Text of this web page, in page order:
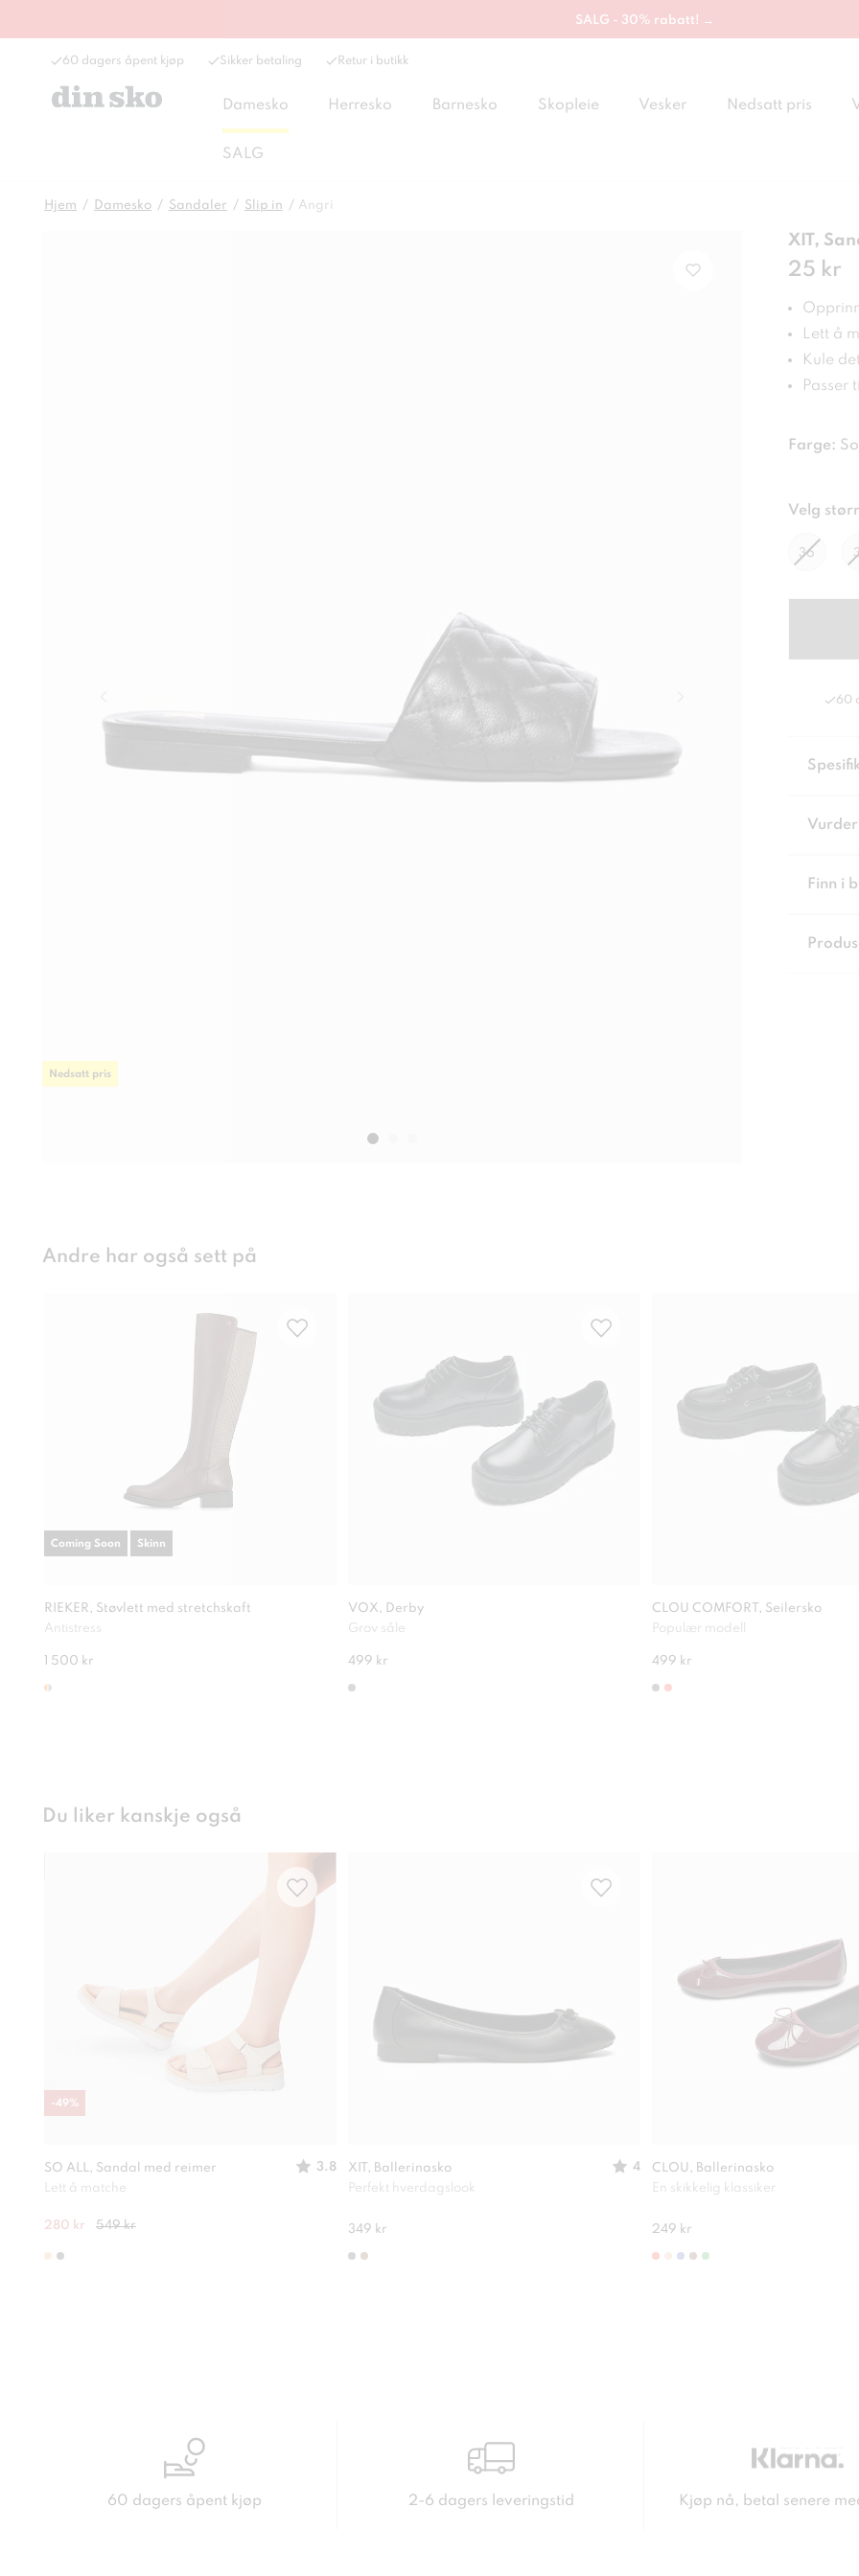
SALG - 30% rabatt! →
60 dagers åpent kjøp Sikker betaling Retur i butikk
Damesko Herresko Barnesko Skopleie Vesker Nedsatt pris
SALG
Hjem Damesko Sandaler Slip in Angri
Nedsatt pris
XIT,
Pris :25
25 kr
Lett å
Kule
Passer
Farge:
Velg
36
60
Finn i
Andre har også sett på
RIEKER, Støvlett med stretchskaft
Antistress
1 500 kr
Coming Soon Skinn
VOX, Derby
Grov såle
499 kr
CLOU COMFORT, Seilersko
Populær modell
499 kr
Du liker kanskje også
SO ALL, Sandal med reimer
3.8
Lett å matche
280 kr 549 kr
-49%
XIT, Ballerinasko
4
Perfekt hverdagslook
349 kr
CLOU, Ballerinasko
En skikkelig klassiker
249 kr
60 dagers åpent kjøp 2-6 dagers leveringstid Kjøp nå, betal senere